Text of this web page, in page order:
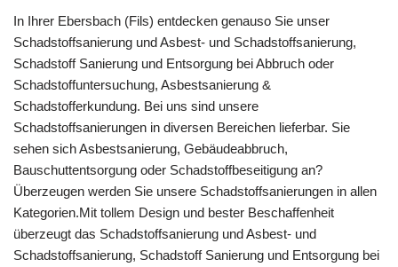
In Ihrer Ebersbach (Fils) entdecken genauso Sie unser
Schadstoffsanierung und Asbest- und Schadstoffsanierung,
Schadstoff Sanierung und Entsorgung bei Abbruch oder
Schadstoffuntersuchung, Asbestsanierung &
Schadstofferkundung. Bei uns sind unsere
Schadstoffsanierungen in diversen Bereichen lieferbar. Sie
sehen sich Asbestsanierung, Gebäudeabbruch,
Bauschuttentsorgung oder Schadstoffbeseitigung an?
Überzeugen werden Sie unsere Schadstoffsanierungen in allen
Kategorien.Mit tollem Design und bester Beschaffenheit
überzeugt das Schadstoffsanierung und Asbest- und
Schadstoffsanierung, Schadstoff Sanierung und Entsorgung bei